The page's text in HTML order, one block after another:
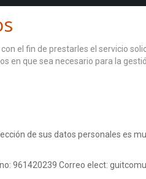
el fin de prestarles el servicio
en que sea necesario para la
de sus datos personales es
961420239 Correo elect: